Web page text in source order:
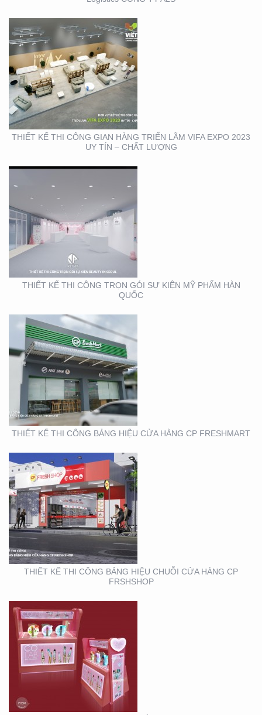
THIẾT KẾ THI CÔNG GIAN HÀNG TRIỂN LÃM VIFA EXPO 2023
UY TÍN – CHẤT LƯỢNG
THIẾT KẾ THI CÔNG
TRỌN GÓI SỰ KIỆN MỸ
PHẨM HÀN QUỐC
THIẾT KẾ THI CÔNG TRỌN GÓI SỰ KIỆN MỸ PHẨM HÀN
QUỐC
THIẾT KẾ THI CÔNG
BẢNG HIỆU CỬA HÀNG
CP FRESHMART
THIẾT KẾ THI CÔNG BẢNG HIỆU CỬA HÀNG CP FRESHMART
THIẾT KẾ THI CÔNG
BẢNG HIỆU CHUỖI CỬA
HÀNG CP FRSHSHOP
THIẾT KẾ THI CÔNG BẢNG HIỆU CHUỖI CỬA HÀNG CP
FRSHSHOP
THIẾT KẾ SẢN XUẤT KỆ
MỸ PHẨM TẠI TP. HỒ
CHÍ MINH
THIẾT KẾ THI CÔNG
KIOSK THỰC PHẨM TẠI
TP. HỒ CHÍ MINH